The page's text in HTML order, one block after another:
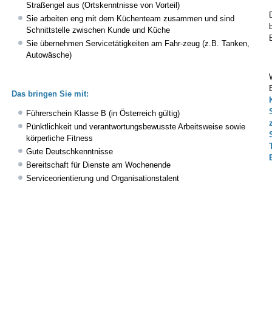
Straßengel aus (Ortskenntnisse von Vorteil)
Sie arbeiten eng mit dem Küchenteam zusammen und sind
Schnittstelle zwischen Kunde und Küche
Sie übernehmen Servicetätigkeiten am Fahr-zeug (z.B. Tanken,
Autowäsche)
Das bringen Sie mit:
Führerschein Klasse B (in Österreich gültig)
Pünktlichkeit und verantwortungsbewusste Arbeitsweise sowie
körperliche Fitness
Gute Deutschkenntnisse
Bereitschaft für Dienste am Wochenende
Serviceorientierung und Organisationstalent